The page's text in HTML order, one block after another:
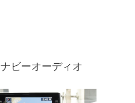
ナビーオーディオ